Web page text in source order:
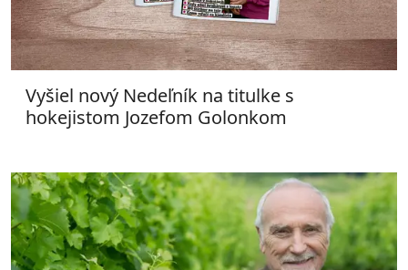
Vyšiel nový Nedeľník na titulke s
hokejistom Jozefom Golonkom